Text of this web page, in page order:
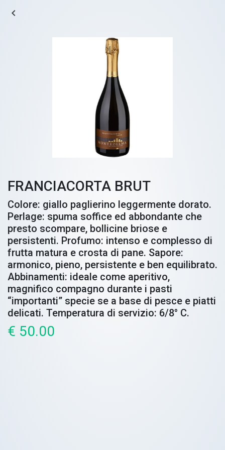
navigate_before
FRANCIACORTA BRUT
Colore: giallo paglierino leggermente dorato.
Perlage: spuma soffice ed abbondante che
presto scompare, bollicine briose e
persistenti. Profumo: intenso e complesso di
frutta matura e crosta di pane. Sapore:
armonico, pieno, persistente e ben equilibrato.
Abbinamenti: ideale come aperitivo,
magnifico compagno durante i pasti
“importanti” specie se a base di pesce e piatti
delicati. Temperatura di servizio: 6/8° C.
€ 50.00